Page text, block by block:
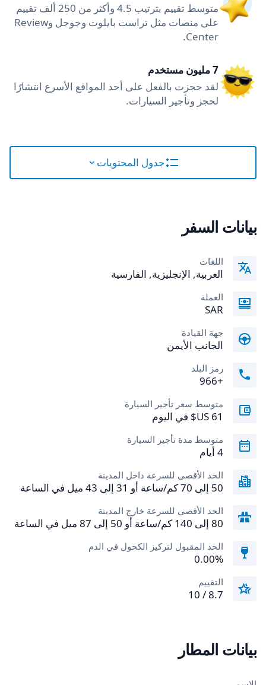
متوسط تقييم بترتيب 4.5 وأكثر من 250 ألف تقييم
على منصات مثل تراست بايلوت وجوجل وReview
Center.
7 مليون مستخدم
لقد حجزت بالفعل على أحد المواقع الأسرع انتشارًا
لحجز وتأجير السيارات.
جدول المحتويات
بيانات السفر
اللغات
العربية, الإنجليزية, الفارسية
العملة
SAR
جهة القيادة
الجانب الأيمن
رمز البلد
+966
متوسط سعر تأجير السيارة
متوسط مدة تأجير السيارة
4 أيام
الحد الأقصى للسرعة داخل المدينة
50 إلى 70 كم/ساعة أو 31 إلى 43 ميل في الساعة
الحد الأقصى للسرعة خارج المدينة
80 إلى 140 كم/ساعة أو 50 إلى 87 ميل في الساعة
الحد المقبول لتركيز الكحول في الدم
0.00‎%‎
التقييم
8.7 / 10
بيانات المطار